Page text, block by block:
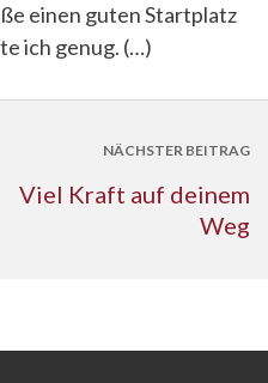
einen guten Startplatz
ich genug. (…)
NÄCHSTER BEITRAG
Viel Kraft auf deinem
Weg